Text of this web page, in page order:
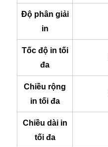
Độ phân giải
in
Tốc độ in tối
đa
Chiều rộng
in tối đa
Chiều dài in
tối đa